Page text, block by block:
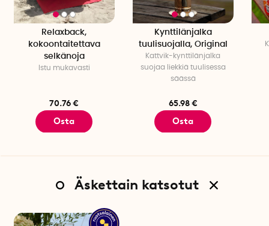
Materiaali: Ruostumaton teräs
Korkeus, mukaan lukien tuulisuoja: 40 cm
Korkeus, vain jalka: 9,8 cm
Jalustan halkaisija, yläosa: 9 cm
Jalustan halkaisija, alaosa, 16 cm
Sopivat kynttilät: Pöytäkynttilät Ø50 x 300 mm, mieluiten
Relaxback,
kokoontaitettava
selkänoja
Istu mukavasti
70.76 €
Osta
Kynttilänjalka
tuulisuojalla, Original
Kattvik-kynttilänjalka
suojaa liekkiä tuulisessa
säässä
65.98 €
Osta
Äskettain katsotut